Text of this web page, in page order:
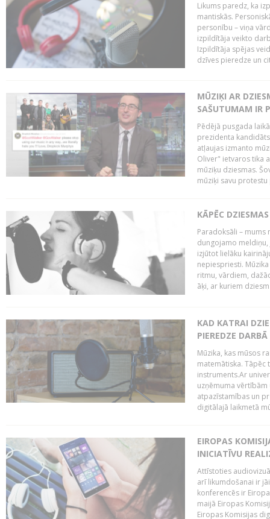
Likums paredz, ka
mantiskās.
personību – viņa
izpildītāja veikto
Izpildītāja spējas
dzīves pieredze un
MŪZIĶI AR
SAŠUTUMAM IR
Pēdējā pusgada
prezidenta
atļaujas izmanto
Oliver" ietvaros tika
mūziķu dziesmas.
mūziķi savu
KĀPĒC
Paradoksāli – mums
dungojamo
izjūtot lielāku
nepiespriesti.
ritmu, vārdiem,
āķi, ar kuriem
KAD KATRAI
PIEREDZE
Mūzika, kas mūsos
matemātiska. Tāpēc
instruments.Ar
uzņēmuma
atpazīstamības un
digitālajā laikmetā
EIROPAS
INICIATĪVU
Attīstoties
arī likumdošanai ir
konferencēs ir
maijā Eiropas
Eiropas Komisijas